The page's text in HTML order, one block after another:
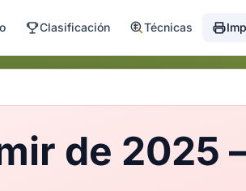
Clasificación Técnicas
de